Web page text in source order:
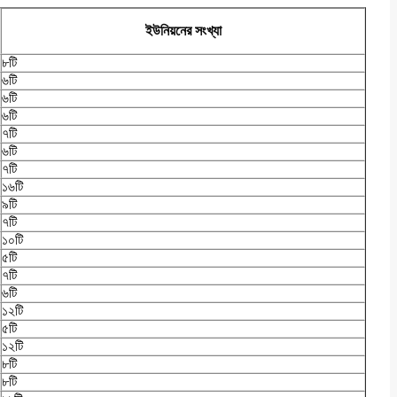
ইউনিয়নেরসংখ্যা
৮টি
৬টি
৬টি
৬টি
৭টি
৬টি
৭টি
১৬টি
৯টি
৭টি
১০টি
৫টি
৭টি
৬টি
১২টি
৫টি
১২টি
৮টি
৮টি